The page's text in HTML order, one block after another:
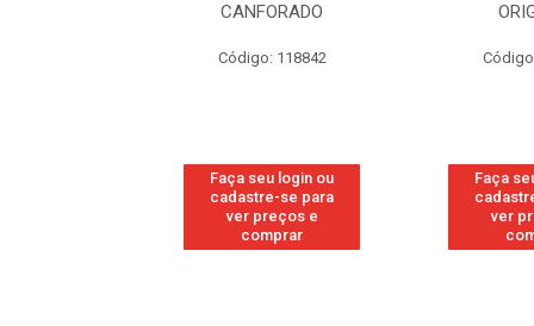
CANFORADO
Código: 118842
Faça seu login ou
cadastre-se para
ver preços e
comprar
Código:
Faça seu
ver